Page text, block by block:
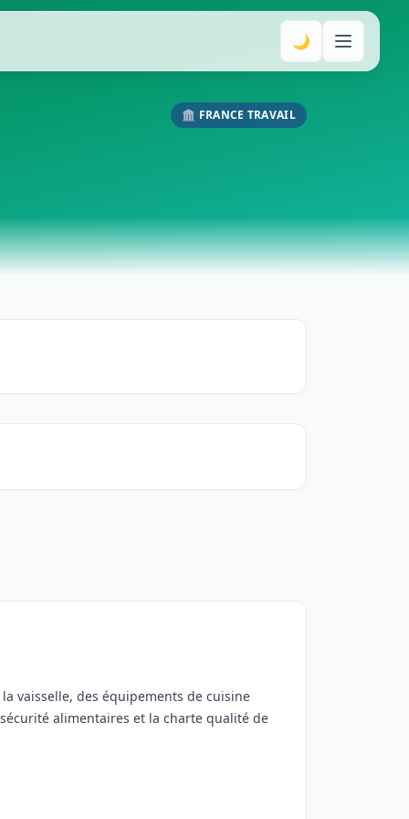
🌙
🏛️ FRANCE TRAVAIL
vaisselle, des équipements de cuisine
alimentaires et la charte qualité de